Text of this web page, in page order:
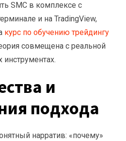
SMC в комплексе с
и на TradingView,
курс по обучению трейдингу
совмещена с реальной
инструментах.
и
подхода
нарратив: «почему»